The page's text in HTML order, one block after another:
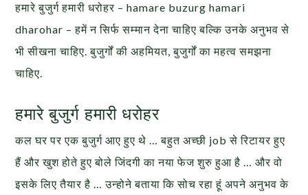
हमारे बुजुर्ग हमारी धरोहर – hamare buzurg hamari
dharohar – हमें न सिर्फ सम्मान देना चाहिए बल्कि उनके अनुभव से
भी सीखना चाहिए. बुजुर्गों की अहमियत, बुजुर्गों का महत्व समझना
चाहिए.
हमारे बुजुर्ग हमारी धरोहर
कल घर पर एक बुजुर्ग आए हुए थे … बहुत अच्छी job से रिटायर हुए
हैं और खुश होते हुए बोले जिंदगी का नया फेज शुरु हुआ है … और वो
इसके लिए तैयार है … उन्होने बताया कि सोच रहा हूं अपने अनुभव के